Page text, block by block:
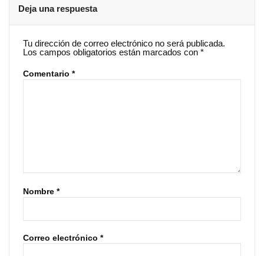
Deja una respuesta
Tu dirección de correo electrónico no será publicada.
Los campos obligatorios están marcados con *
Comentario *
Nombre *
Correo electrónico *